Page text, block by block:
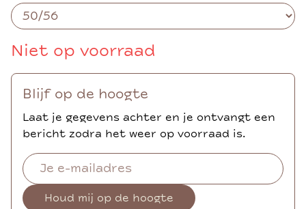
Niet op voorraad
Blijf op de hoogte
Laat je gegevens achter en je ontvangt een
bericht zodra het weer op voorraad is.
Houd mij op de hoogte